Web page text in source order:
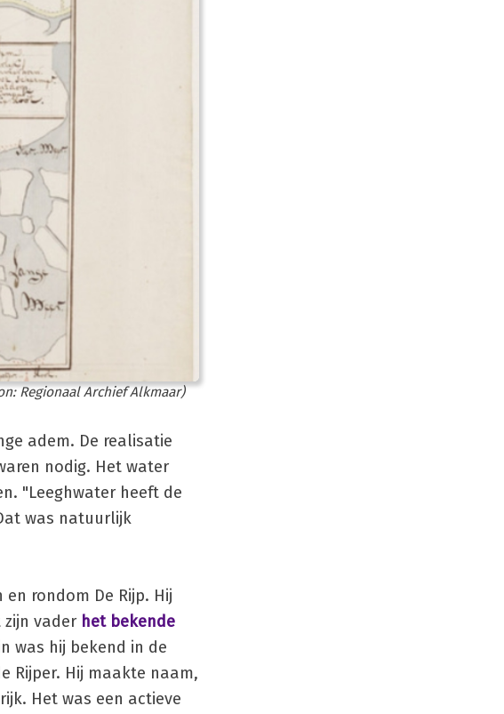
Regionaal Archief Alkmaar)
adem. De realisatie
nodig. Het water
"Leeghwater heeft de
was natuurlijk
rondom De Rijp. Hij
vader het bekende
was hij bekend in de
Rijper. Hij maakte naam,
Het was een actieve